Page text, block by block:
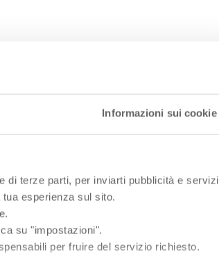
Informazioni sui cookie
di terze parti, per inviarti pubblicità e servizi
esperienza sul sito.
su "impostazioni".
per fruire del servizio richiesto.